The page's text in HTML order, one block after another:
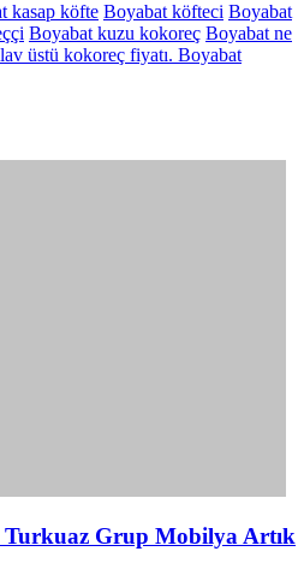
kasap köfte Boyabat köfteci Boyabat
Boyabat kuzu kokoreç Boyabat ne
üstü kokoreç fiyatı. Boyabat
Turkuaz Grup Mobilya Artık